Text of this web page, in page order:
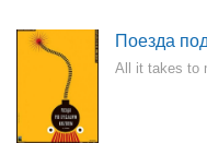
Поезда
All it takes to